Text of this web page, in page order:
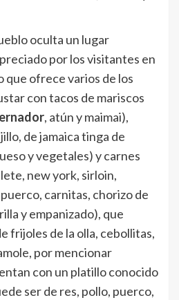
oculta un lugar
por los visitantes en
que ofrece varios de los
con tacos de mariscos
, atún y maimai),
de jamaica tinga de
y vegetales) y carnes
new york, sirloin,
carnitas, chorizo de
y empanizado), que
frijoles de la olla, cebollitas,
por mencionar
con un platillo conocido
ser de res, pollo, puerco,